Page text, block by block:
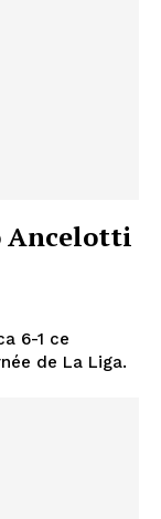
Ancelotti
6-1 ce
de La Liga.